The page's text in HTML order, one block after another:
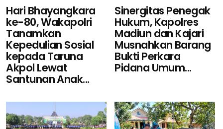
Hari Bhayangkara
ke-80, Wakapolri
Tanamkan
Kepedulian Sosial
kepada Taruna
Akpol Lewat
Santunan Anak...
Sinergitas Penegak
Hukum, Kapolres
Madiun dan Kajari
Musnahkan Barang
Bukti Perkara
Pidana Umum...